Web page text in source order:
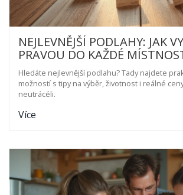
NEJLEVNĚJŠÍ PODLAHY: JAK
PRAVOU DO KAŽDÉ
Hledáte nejlevnější podlahu? Tady najdete
možností s tipy na výběr, životnost i reálné
neutrácéli.
Více